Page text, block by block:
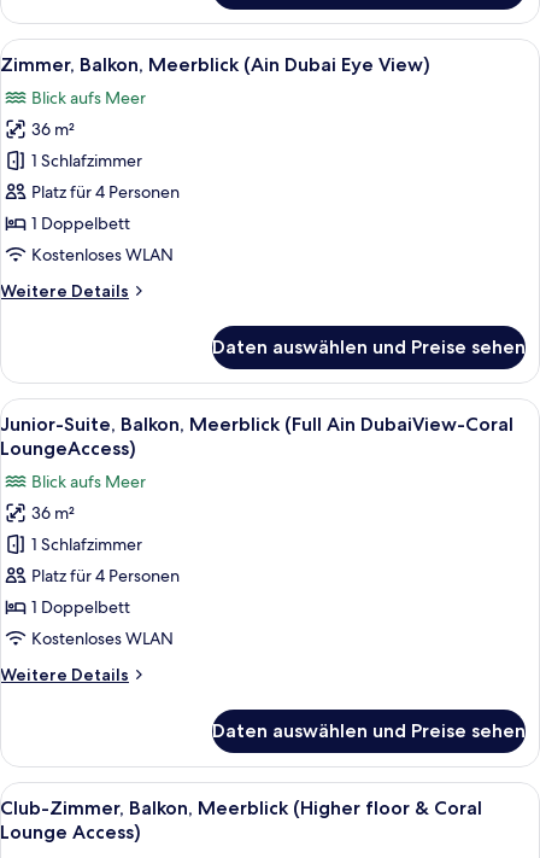
Balkon,
Meerblick
Alle
Fotos
für
Zimmer,
Balkon,
Meerblick
(Ain
Dubai
View)
Ein Hotelzimmer mit einem großen
6
Zimmer, Balkon, Meerblick (Ain Dubai Eye View)
Blick aufs Meer
36 m²
1 Schlafzimmer
Platz für 4 Personen
1 Doppelbett
Kostenloses WLAN
Weitere Details
Weitere
Balkon,
Meerblick
(Ain
Dubai
View)
Daten auswählen und Preise sehen
Alle
Fotos
Junior-
Suite,
Balkon,
Meerblick
(Full
Ain
Coral
Ein Hotelzimmer mit einem großen
6
Junior-Suite, Balkon, Meerblick (Full Ain DubaiView-Coral
LoungeAccess)
Blick aufs Meer
36 m²
1 Schlafzimmer
Platz für 4 Personen
1 Doppelbett
Kostenloses WLAN
Weitere Details
Weitere
Suite,
Balkon,
Meerblick
(Full
Daten auswählen und Preise sehen
Alle
Fotos
Ein Hotelzimmer mit einem großen
6
Club-Zimmer, Balkon, Meerblick (Higher floor & Coral
Lounge Access)